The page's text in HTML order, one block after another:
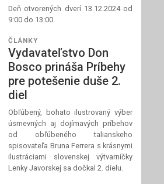
Deň otvorených dverí 13.12.2024 od
9:00 do 13:00.
ČLÁNKY
Vydavateľstvo Don
Bosco prináša Príbehy
pre potešenie duše 2.
diel
Obľúbený, bohato ilustrovaný výber
úsmevných aj dojímavých príbehov
od obľúbeného talianskeho
spisovateľa Bruna Ferrera s krásnymi
ilustráciami slovenskej výtvarníčky
Lenky Javorskej sa dočkal 2. dielu.